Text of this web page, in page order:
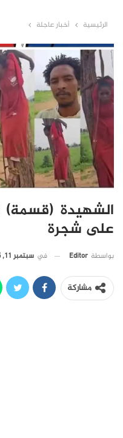
الرئيسية أخبار عاجلة
الشهيدة (قسمة)
على شجرة
بواسطة Editor في سبتمبر 11, 2025
مشاركة